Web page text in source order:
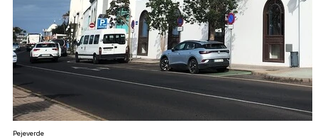
Pejeverde